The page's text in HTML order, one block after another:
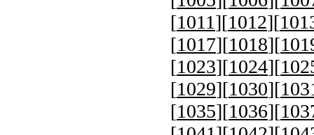
[1011][1012][
[1017][1018][
[1023][1024][
[1029][1030][
[1035][1036][